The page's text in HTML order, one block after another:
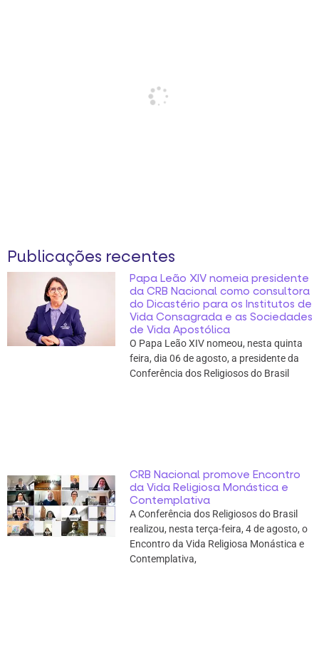
Publicações recentes
Papa Leão XIV nomeia presidente
da CRB Nacional como consultora
do Dicastério para os Institutos de
Vida Consagrada e as Sociedades
de Vida Apostólica
O Papa Leão XIV nomeou, nesta quinta
feira, dia 06 de agosto, a presidente da
Conferência dos Religiosos do Brasil
CRB Nacional promove Encontro
da Vida Religiosa Monástica e
Contemplativa
A Conferência dos Religiosos do Brasil
realizou, nesta terça-feira, 4 de agosto, o
Encontro da Vida Religiosa Monástica e
Contemplativa,